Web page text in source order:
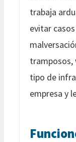
trabaja
evitar
tramposos,
tipo de
empresa y